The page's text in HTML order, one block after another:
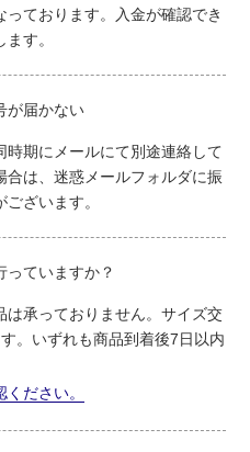
っております。入金が確認でき
す。
が届かない
時期にメールにて別途連絡して
合は、迷惑メールフォルダに振
ざいます。
っていますか？
は承っておりません。サイズ交
。いずれも商品到着後7日以内
ださい。